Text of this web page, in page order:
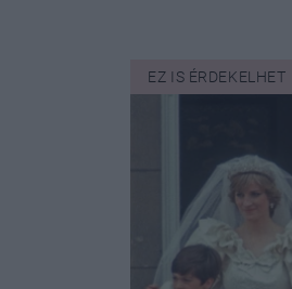
EZ IS ÉRDEKELHET